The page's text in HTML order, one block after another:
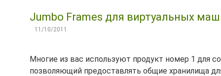
Jumbo Frames для виртуальных
11/10/2011
Многие из вас используют продукт номер 1 для
позволяющий предоставлять общие хранилища